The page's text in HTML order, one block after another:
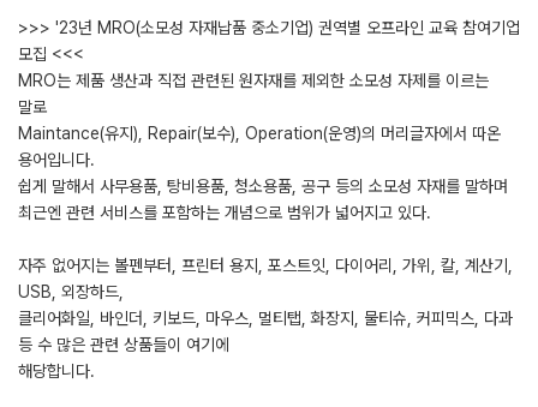
>>> '23년 MRO(소모성 자재납품 중소기업) 권역별 오프라인 교육 참여기업
모집 <<<
MRO는 제품 생산과 직접 관련된 원자재를 제외한 소모성 자제를 이르는
말로
Maintance(유지), Repair(보수), Operation(운영)의 머리글자에서 따온
용어입니다.
쉽게 말해서 사무용품, 탕비용품, 청소용품, 공구 등의 소모성 자재를 말하며
최근엔 관련 서비스를 포함하는 개념으로 범위가 넓어지고 있다.
자주 없어지는 볼펜부터, 프린터 용지, 포스트잇, 다이어리, 가위, 칼, 계산기,
USB, 외장하드,
클리어화일, 바인더, 키보드, 마우스, 멀티탭, 화장지, 물티슈, 커피믹스, 다과
등 수 많은 관련 상품들이 여기에
해당합니다.